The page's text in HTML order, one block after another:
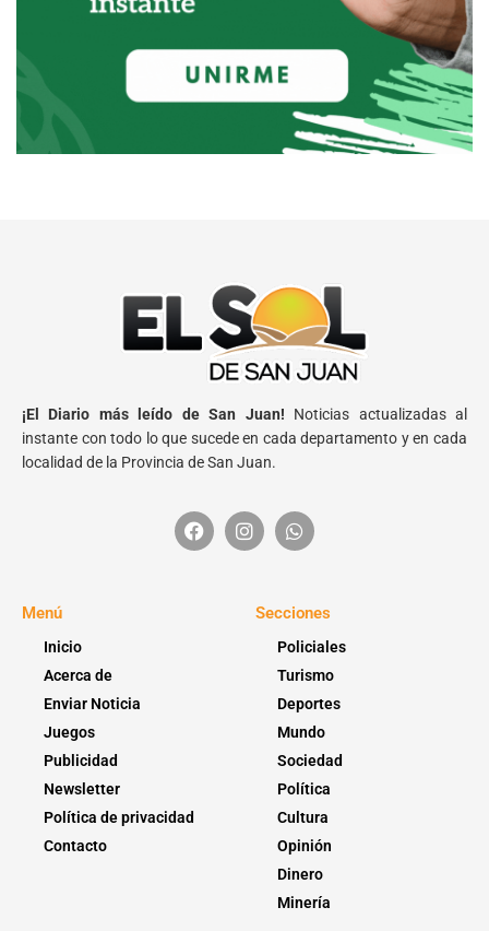
¡El Diario más leído de San Juan! Noticias actualizadas al
instante con todo lo que sucede en cada departamento y en cada
localidad de la Provincia de San Juan.
Menú
Inicio
Acerca de
Enviar Noticia
Juegos
Publicidad
Newsletter
Política de privacidad
Contacto
Secciones
Policiales
Turismo
Deportes
Mundo
Sociedad
Política
Cultura
Opinión
Dinero
Minería